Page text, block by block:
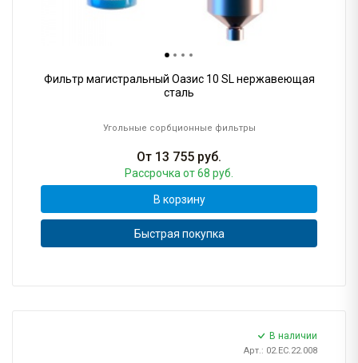
Фильтр магистральный Оазис 10 SL нержавеющая
сталь
Угольные сорбционные фильтры
От 13 755 руб.
Рассрочка от 68 руб.
В корзину
Быстрая покупка
В наличии
Арт.: 02.EC.22.008